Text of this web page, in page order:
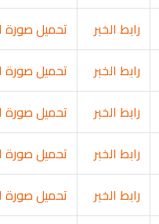
رابط الخبر تحميل صورة
رابط الخبر تحميل صورة
رابط الخبر تحميل صورة
رابط الخبر تحميل صورة
رابط الخبر تحميل صورة